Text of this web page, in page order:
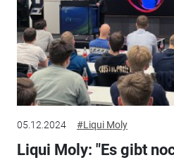
05.12.2024 #Liqui Moly
Liqui Moly: "Es gibt